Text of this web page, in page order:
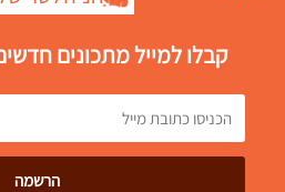
קבלו למייל מתכונים